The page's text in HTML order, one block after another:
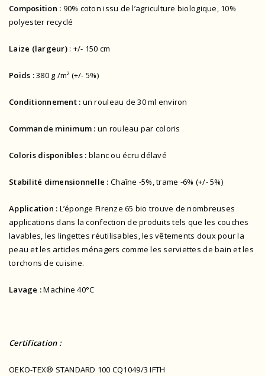
Composition : 90% coton issu de l’agriculture biologique, 10%
polyester recyclé
Laize (largeur): +/- 150 cm
Poids :380 g /m² (+/- 5%)
Conditionnement : un rouleau de 30 ml environ
Commande minimum : un rouleau par coloris
Coloris disponibles : blanc ou écru délavé
Stabilité dimensionnelle : Chaîne -5%, trame -6% (+/- 5%)
Application : L’éponge Firenze 65 bio trouve de nombreuses
applications dans la confection de produits tels que les couches
lavables, les lingettes réutilisables, les vêtements doux pour la
peau et les articles ménagers comme les serviettes de bain et les
torchons de cuisine.
Lavage :Machine 40°C
Certification :
OEKO-TEX® STANDARD 100 CQ1049/3 IFTH